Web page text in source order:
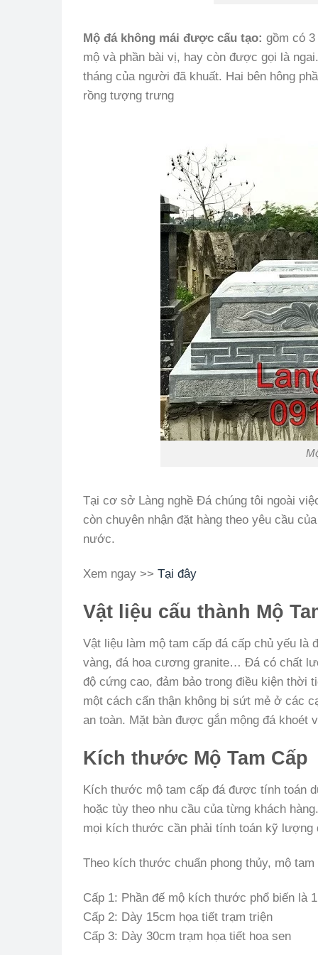
Mộ đá không mái được cấu tạo: gồm có
mộ và phần bài vị, hay còn được gọi là
tháng của người đã khuất. Hai bên hông
rồng tượng trưng
Tại cơ sở Làng nghề Đá chúng tôi ngoài
còn chuyên nhận đặt hàng theo yêu cầu
nước.
Xem ngay >> Tại đây
Vật liệu cấu thành Mộ
Vật liệu làm mộ tam cấp đá cấp chủ yếu là
vàng, đá hoa cương granite… Đá có chất
độ cứng cao, đảm bảo trong điều kiện thời
một cách cẩn thận không bị sứt mẻ ở các
an toàn. Mặt bàn được gắn mộng đá khoét
Kích thước Mộ Tam Cấp
Kích thước mộ tam cấp đá được tính toán
hoặc tùy theo nhu cầu của từng khách
mọi kích thước cần phải tính toán kỹ lượng
Theo kích thước chuẩn phong thủy, mộ
Cấp 1: Phần đế mộ kích thước phổ biến là
Cấp 2: Dày 15cm họa tiết trạm triện
Cấp 3: Dày 30cm trạm họa tiết hoa sen